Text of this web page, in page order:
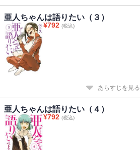
亜人ちゃんは語りたい（３）
¥792 (税込)
あらすじを見る
亜人ちゃんは語りたい（４）
¥792 (税込)